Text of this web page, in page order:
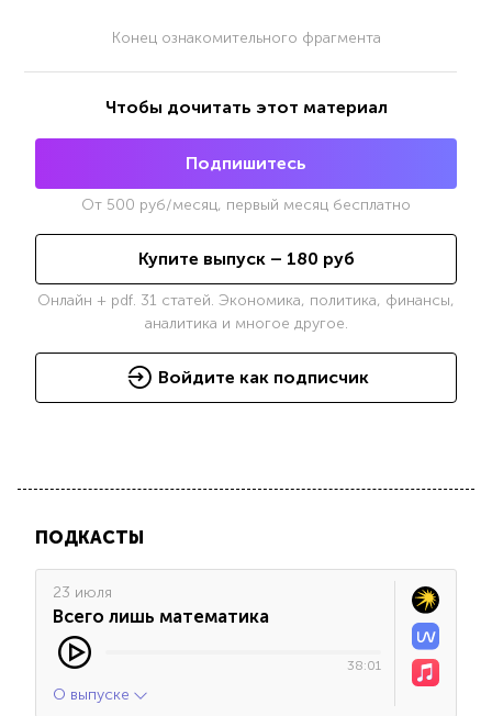
Конец ознакомительного фрагмента
Чтобы дочитать этот материал
Подпишитесь
От 500 руб/месяц, первый месяц бесплатно
Купите выпуск – 180 руб
Онлайн + pdf. 31 статей. Экономика, политика, финансы,
аналитика и многое другое.
Войдите как подписчик
ПОДКАСТЫ
23 июля
Всего лишь математика
38:01
О выпуске